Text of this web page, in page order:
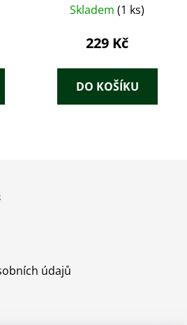
Skladem (1 ks)
229 Kč
DO KOŠÍKU
údajů